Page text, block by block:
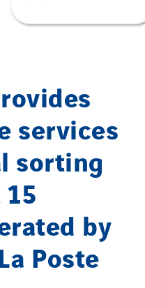
services
sorting
by
Poste